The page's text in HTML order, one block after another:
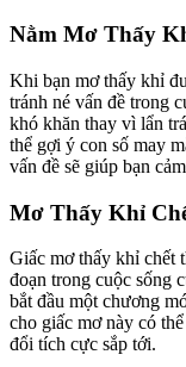
Nằm Mơ Thấy
Khi bạn mơ thấy khỉ
tránh né vấn đề trong
khó khăn thay vì lẩn
thể gợi ý con số may
vấn đề sẽ giúp bạn
Mơ Thấy Khỉ
Giấc mơ thấy khỉ chết
đoạn trong cuộc sống
bắt đầu một chương
cho giấc mơ này có
đổi tích cực sắp tới.